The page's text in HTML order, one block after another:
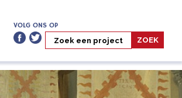
VOLG ONS OP